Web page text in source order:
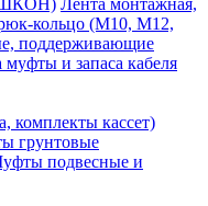
ШКОН) Лента монтажная,
кольцо (М10, М12,
поддерживающие
муфты и запаса кабеля
комплекты кассет)
грунтовые
подвесные и